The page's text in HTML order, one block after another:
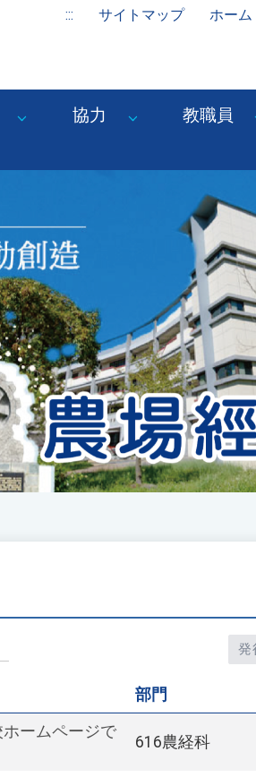
::: サイトマップ ホーム
協力 教職員
発
部門
ームページで
616農経科